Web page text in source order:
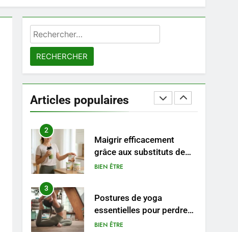
Rechercher :
Articles populaires
Sclérose en plaques et
1
Les étapes clés pour créer
une entreprise solide
2
Maigrir efficacement
grâce aux substituts de
repas : guide et conseils
BIEN ÊTRE
3
Postures de yoga
essentielles pour perdre
du poids rapidement et
BIEN ÊTRE